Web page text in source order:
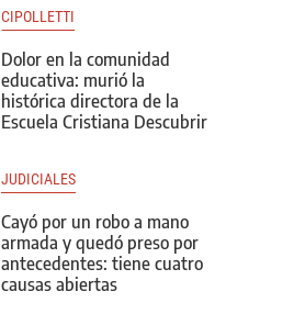
CIPOLLETTI
Dolor en la comunidad
educativa: murió la
histórica directora de la
Escuela Cristiana Descubrir
JUDICIALES
Cayó por un robo a mano
armada y quedó preso por
antecedentes: tiene cuatro
causas abiertas